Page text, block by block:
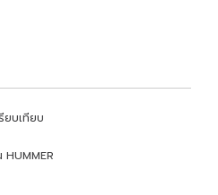
ยบเทียบ
HUMMER